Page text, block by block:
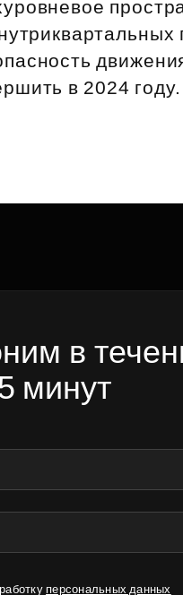
в 2024 году.
в
минут
персональных данных